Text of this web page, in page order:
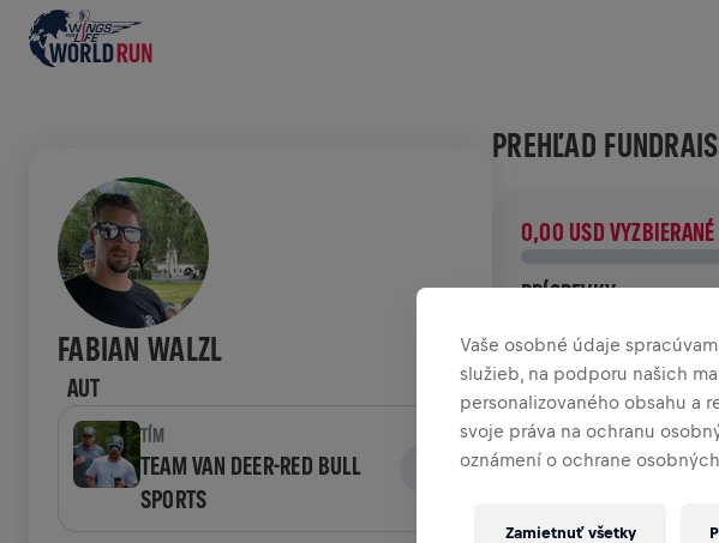
FABIAN WALZL
AUT
TÍM
TEAM VAN DEER-RED BULL
SPORTS
PREHĽAD
0,00 USD VYZBIERANÉ
PRÍSPEVKY
Prispej k zmene!
výskum poranení
HISTÓRIA
WINGS FOR LIFE
Vaše osobné údaje
služieb, na podporu našich
personalizovaného obsahu a
svoje práva na ochranu
oznámení o ochrane
Zamietnuť všetky